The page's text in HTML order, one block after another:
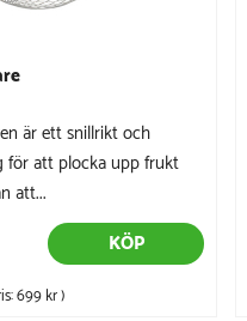
är ett snillrikt och
för att plocka upp frukt
att...
KÖP
699 kr)